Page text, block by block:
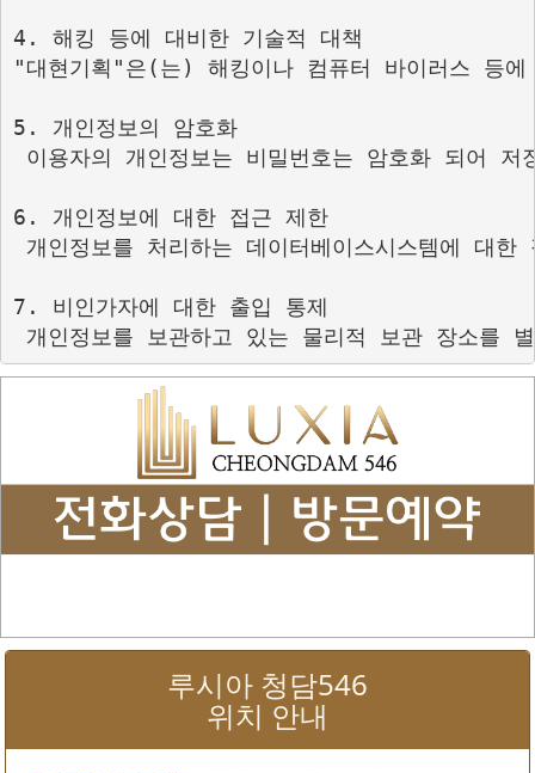
4. 해킹 등에 대비한 기술적 대책
"대현기획"은(는) 해킹이나 컴퓨터 바이러스 등
5. 개인정보의 암호화
이용자의 개인정보는 비밀번호는 암호화 되어
6. 개인정보에 대한 접근 제한
개인정보를 처리하는 데이터베이스시스템에 대
7. 비인가자에 대한 출입 통제
루시아 청담546
위치 안내